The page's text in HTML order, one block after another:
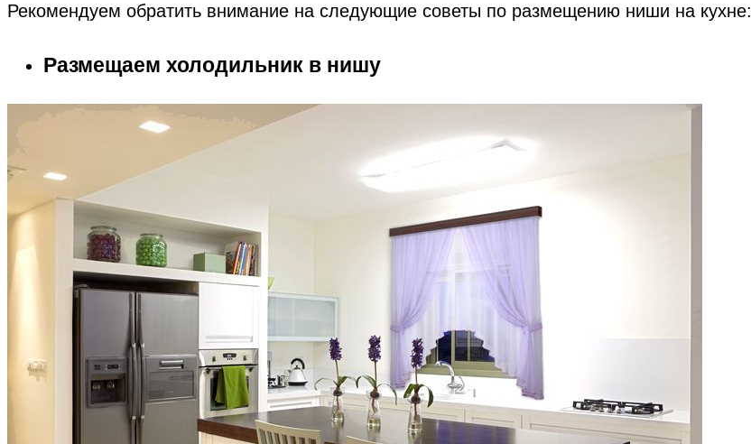
Рекомендуем обратить внимание на следующие советы по размещению ниши на кухне:
Размещаем холодильник в нишу